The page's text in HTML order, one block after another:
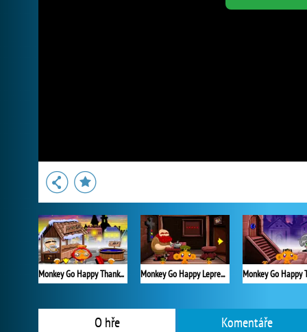
Monkey Go Happy Thanksgiving Monkey Go Happy Leprechauns
O hře Komentáře